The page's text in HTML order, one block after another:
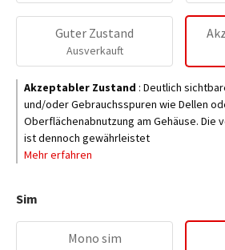
Guter Zustand
Ausverkauft
Akzeptabler Zustand : Deutlich
und/oder Gebrauchsspuren wie Dellen
Oberflächenabnutzung am Gehäuse. Die
ist dennoch gewährleistet
Mehr erfahren
Sim
Mono sim